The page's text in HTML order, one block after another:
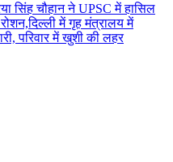
सिंह चौहान ने UPSC में हासिल
में गृह मंत्रालय में
परिवार में खुशी की लहर